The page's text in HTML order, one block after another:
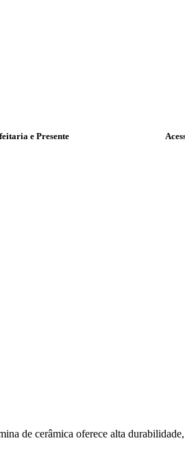
e Presente
de cerâmica oferece alta